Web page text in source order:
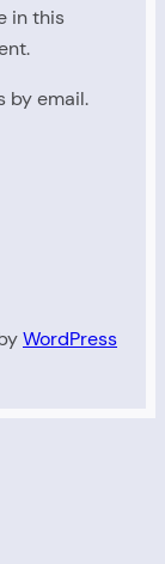
in this
by email.
WordPress